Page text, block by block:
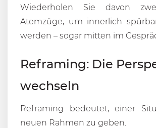
Wiederholen Sie davon
Atemzüge, um innerlich
werden – sogar mitten im
Reframing: Die
wechseln
Reframing bedeutet, einer
neuen Rahmen zu geben.